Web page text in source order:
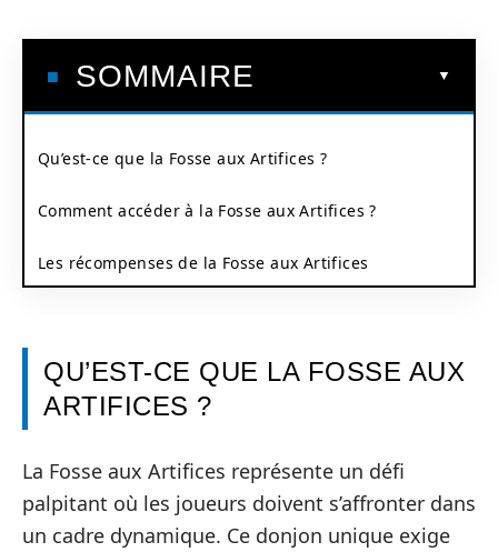
SOMMAIRE
Qu’est-ce que la Fosse aux Artifices ?
Comment accéder à la Fosse aux Artifices ?
Les récompenses de la Fosse aux Artifices
QU’EST-CE QUE LA FOSSE AUX
ARTIFICES ?
La Fosse aux Artifices représente un défi
palpitant où les joueurs doivent s’affronter dans
un cadre dynamique. Ce donjon unique exige